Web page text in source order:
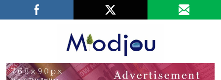
Facebook
LinkedIn